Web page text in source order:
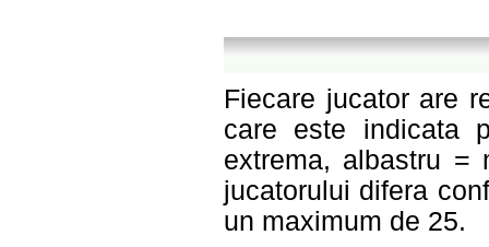
Fiecare jucator are
care este indicata
extrema, albastru =
jucatorului difera
un maximum de 25.